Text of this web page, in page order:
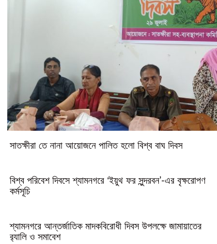
সাতক্ষীরা তে নানা আয়োজনে পালিত হলো বিশ্ব বাঘ দিবস
বিশ্ব পরিবেশ দিবসে শ্যামনগরে ‘ইয়ুথ ফর সুন্দরবন’-এর বৃক্ষরোপণ
কর্মসূচি
শ্যামনগরে আন্তর্জাতিক মাদকবিরোধী দিবস উপলক্ষে জামায়াতের
র‌্যালি ও সমাবেশ